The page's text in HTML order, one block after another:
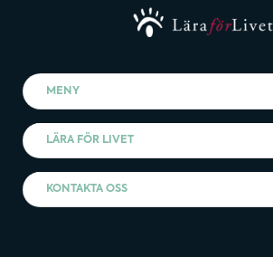
MENY
LÄRA FÖR LIVET
KONTAKTA OSS